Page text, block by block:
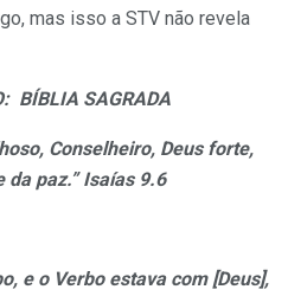
mas isso a STV não revela
BÍBLIA SAGRADA
Conselheiro, Deus forte,
da paz.” Isaías 9.6
e o Verbo estava com [Deus],